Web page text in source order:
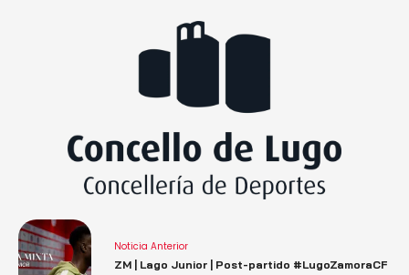
Noticia Anterior
ZM | Lago Junior | Post-partido #LugoZamoraCF